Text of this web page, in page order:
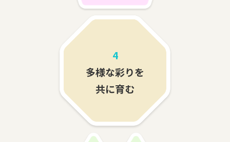
4
多様な彩りを
共に育む